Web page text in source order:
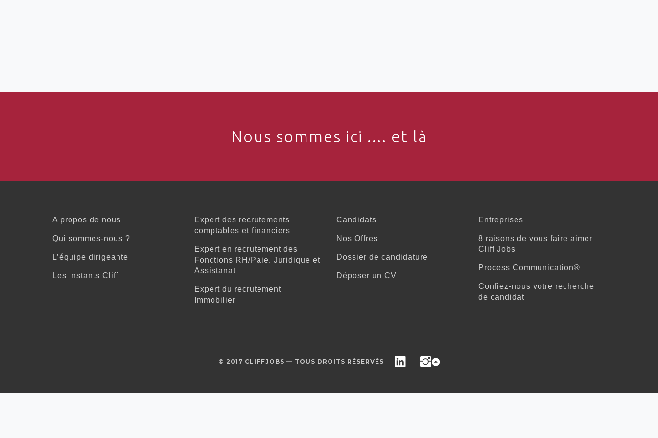
Nous sommes ici .... et là
A propos de nous
Qui sommes-nous ?
L’équipe dirigeante
Les instants Cliff
Expert des recrutements
comptables et financiers
Expert en recrutement des
Fonctions RH/Paie, Juridique et
Assistanat
Expert du recrutement
Immobilier
Candidats
Nos Offres
Dossier de candidature
Déposer un CV
Entreprises
8 raisons de vous faire aimer
Cliff Jobs
Process Communication®
Confiez-nous votre recherche
de candidat
© 2017 CLIFFJOBS — TOUS DROITS RÉSERVÉS Linked In
Instagram
Retour en haut